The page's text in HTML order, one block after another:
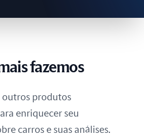
fazemos
outros produtos
enriquecer seu
carros e suas análises.